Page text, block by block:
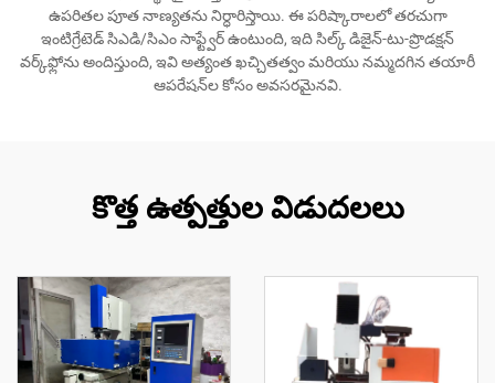
ఉపరితల పూత నాణ్యతను నిర్ధారిస్తాయి. ఈ పరిష్కారాలలో తరచుగా
ఇంటిగ్రేటెడ్ సిఎడి/సిఎం సాఫ్ట్వేర్ ఉంటుంది, ఇది సిల్క్ డిజైన్-టు-ప్రొడక్షన్
వర్క్‌ఫ్లోను అందిస్తుంది, ఇవి అత్యంత ఖచ్చితత్వం మరియు నమ్మదగిన తయారీ
ఆపరేషన్‌ల కోసం అవసరమైనవి.
కొత్త ఉత్పత్తుల విడుదలలు